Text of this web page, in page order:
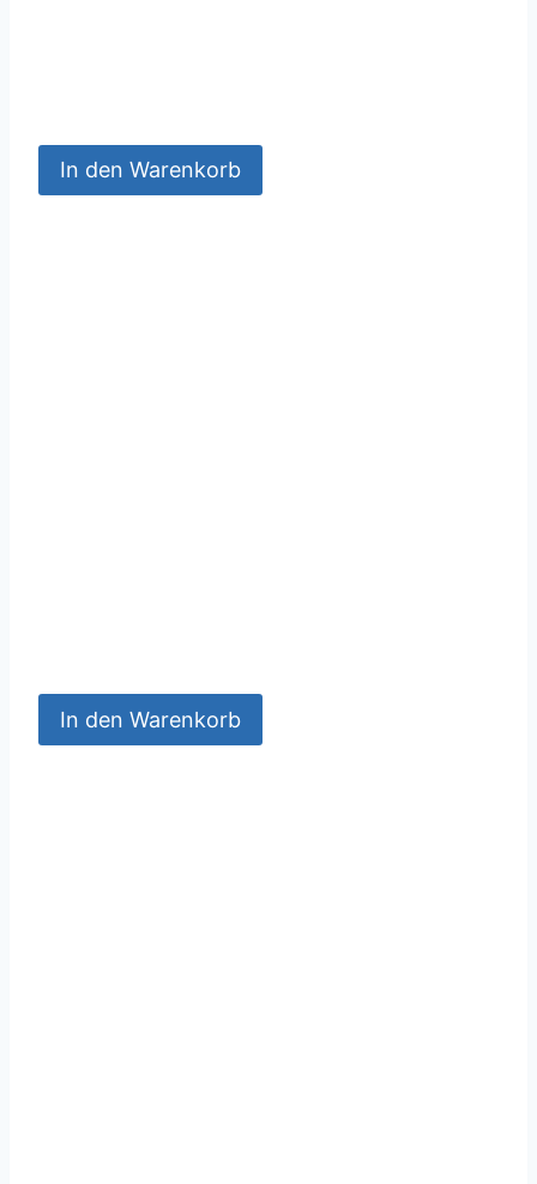
In den Warenkorb
In den Warenkorb